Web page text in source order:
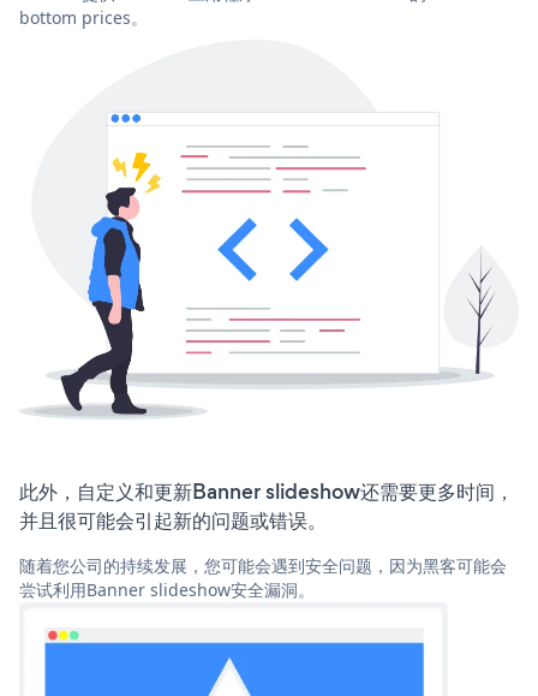
bottom prices。
此外，自定义和更新Banner slideshow还需要更多时间，
并且很可能会引起新的问题或错误。
随着您公司的持续发展，您可能会遇到安全问题，因为黑客可能会
尝试利用Banner slideshow安全漏洞。